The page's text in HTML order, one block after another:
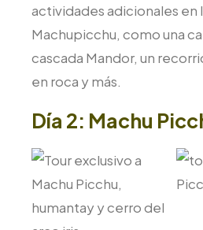
actividades adicionales en
Machupicchu, como una
cascada Mandor, un
en roca y más.
Día 2: Machu